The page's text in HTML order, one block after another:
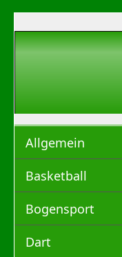
Allgemein
Basketball
Bogensport
Dart